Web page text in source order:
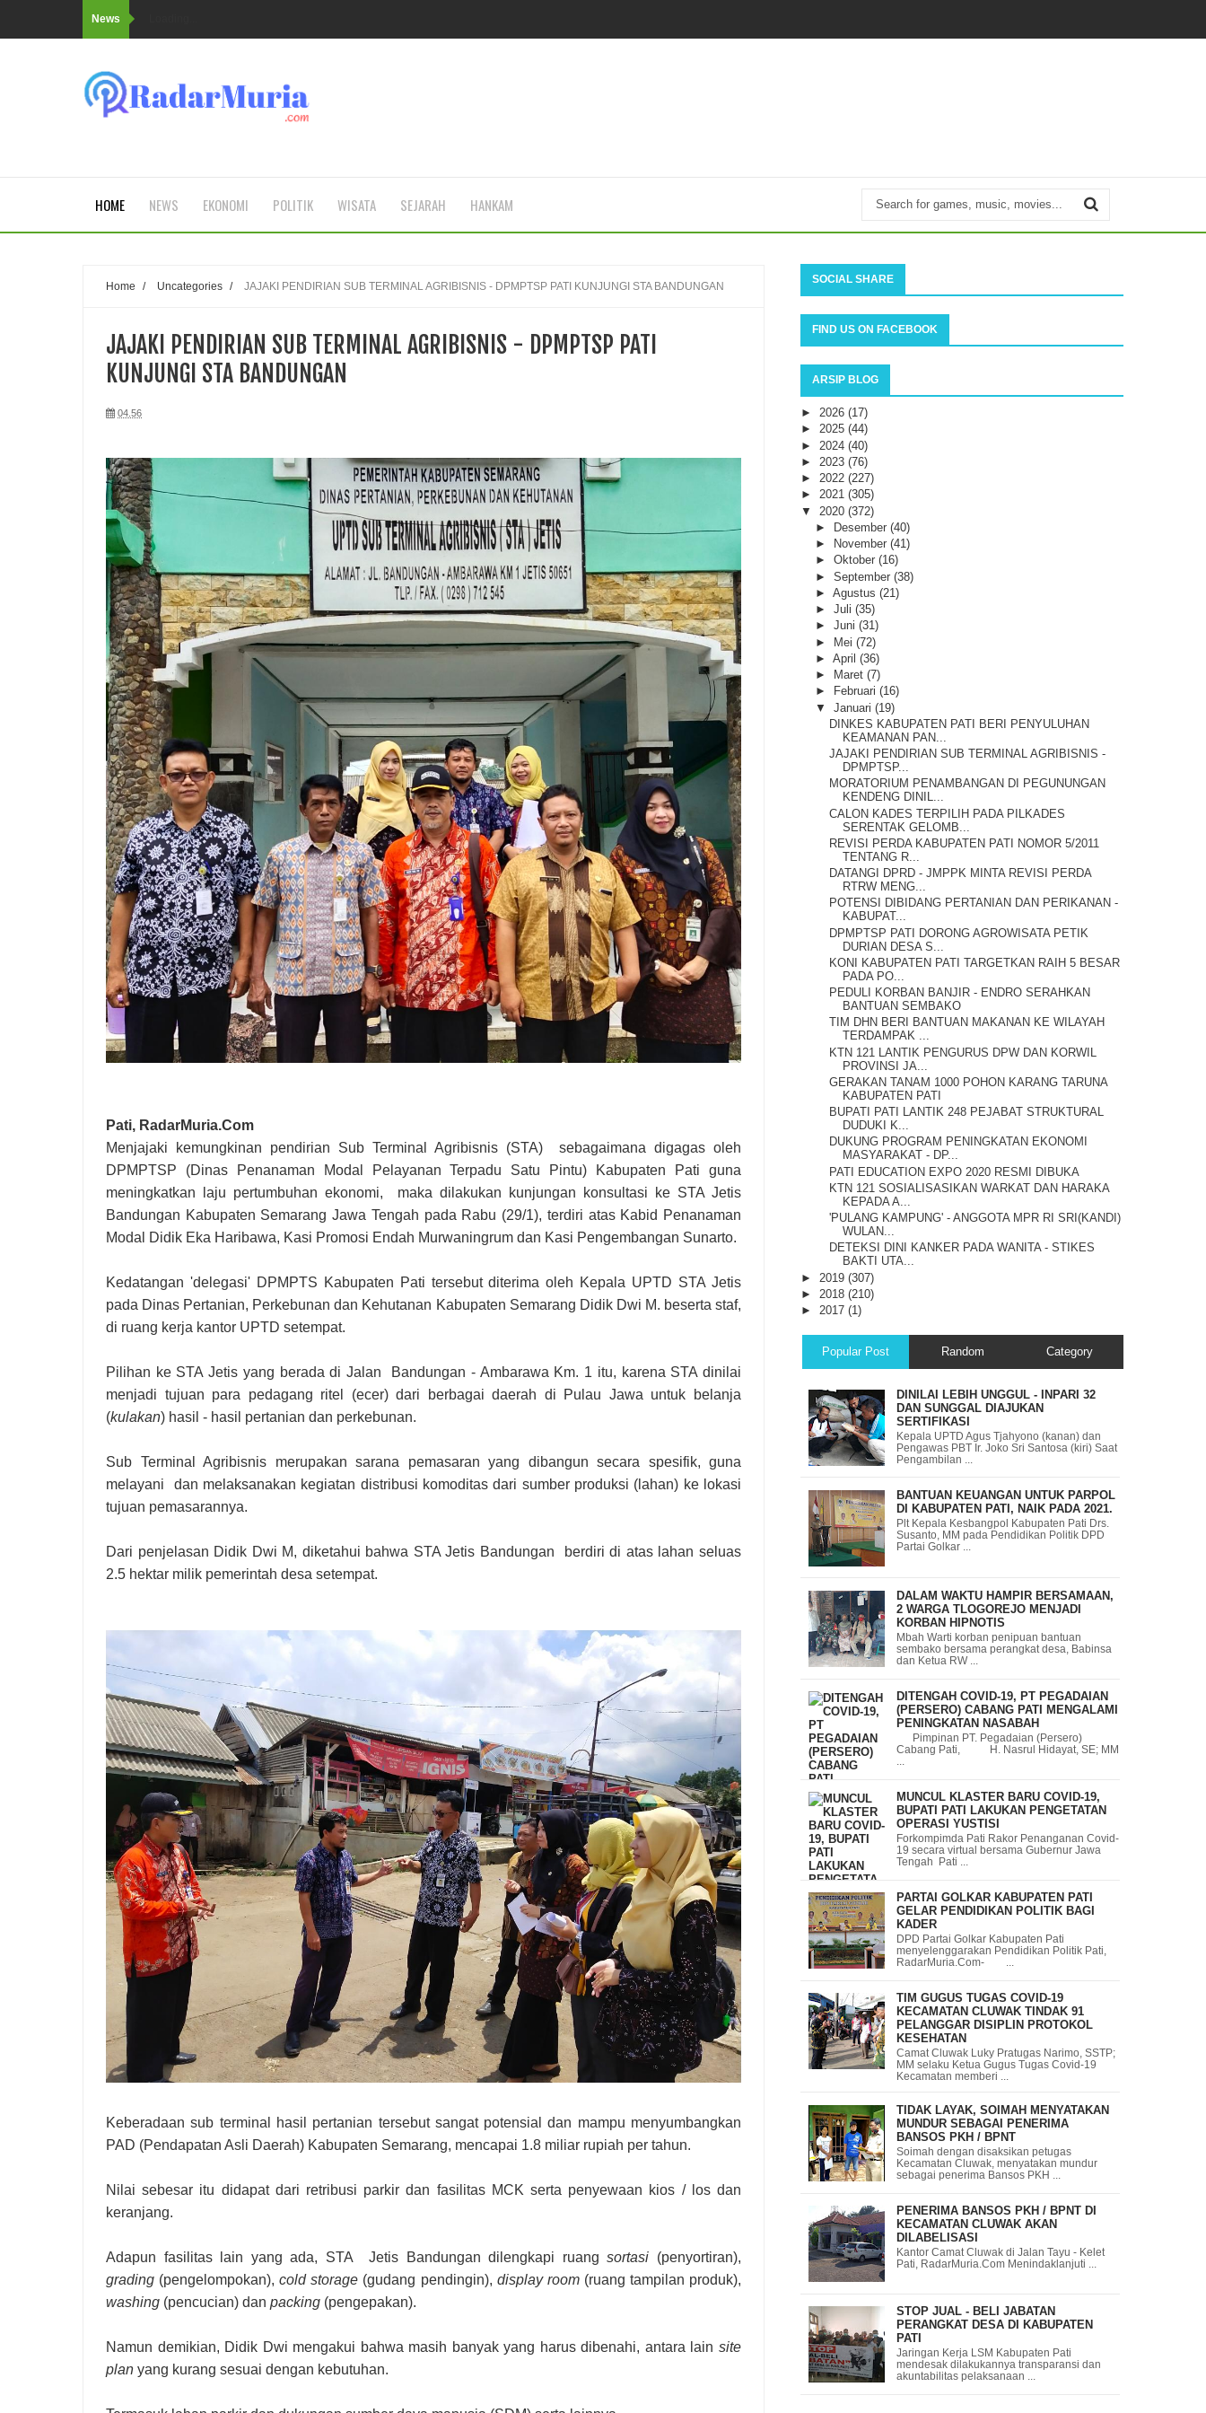
News
HOME NEWS EKONOMI POLITIK WISATA SEJARAH HANKAM
Home / Uncategories / JAJAKI PENDIRIAN SUB TERMINAL AGRIBISNIS - DPMPTSP PATI KUNJUNGI STA BANDUNGAN
JAJAKI PENDIRIAN SUB TERMINAL AGRIBISNIS - DPMPTSP PATI
KUNJUNGI STA BANDUNGAN
04.56
Pati, RadarMuria.Com
Menjajaki kemungkinan pendirian Sub Terminal Agribisnis (STA) sebagaimana digagas oleh
DPMPTSP (Dinas Penanaman Modal Pelayanan Terpadu Satu Pintu) Kabupaten Pati guna
meningkatkan laju pertumbuhan ekonomi, maka dilakukan kunjungan konsultasi ke STA Jetis
Bandungan Kabupaten Semarang Jawa Tengah pada Rabu (29/1), terdiri atas Kabid Penanaman
Modal Didik Eka Haribawa, Kasi Promosi Endah Murwaningrum dan Kasi Pengembangan Sunarto.
Kedatangan 'delegasi' DPMPTS Kabupaten Pati tersebut diterima oleh Kepala UPTD STA Jetis
pada Dinas Pertanian, Perkebunan dan Kehutanan Kabupaten Semarang Didik Dwi M. beserta staf,
di ruang kerja kantor UPTD setempat.
Pilihan ke STA Jetis yang berada di Jalan Bandungan - Ambarawa Km. 1 itu, karena STA dinilai
menjadi tujuan para pedagang ritel (ecer) dari berbagai daerah di Pulau Jawa untuk belanja
(kulakan) hasil - hasil pertanian dan perkebunan.
Sub Terminal Agribisnis merupakan sarana pemasaran yang dibangun secara spesifik, guna
melayani dan melaksanakan kegiatan distribusi komoditas dari sumber produksi (lahan) ke lokasi
tujuan pemasarannya.
Dari penjelasan Didik Dwi M, diketahui bahwa STA Jetis Bandungan berdiri di atas lahan seluas
2.5 hektar milik pemerintah desa setempat.
Keberadaan sub terminal hasil pertanian tersebut sangat potensial dan mampu menyumbangkan
PAD (Pendapatan Asli Daerah) Kabupaten Semarang, mencapai 1.8 miliar rupiah per tahun.
Nilai sebesar itu didapat dari retribusi parkir dan fasilitas MCK serta penyewaan kios / los dan
keranjang.
Adapun fasilitas lain yang ada, STA Jetis Bandungan dilengkapi ruangsortasi (penyortiran),
grading (pengelompokan),cold storage (gudang pendingin), display room(ruang tampilan produk),
washing (pencucian) dan packing (pengepakan).
Namun demikian, Didik Dwi mengakui bahwa masih banyak yang harus dibenahi, antara lain site
plan yang kurang sesuai dengan kebutuhan.
SOCIAL SHARE
FIND US ON FACEBOOK
ARSIP BLOG
► 2026 (17)
► 2025 (44)
► 2024 (40)
► 2023 (76)
► 2022 (227)
► 2021 (305)
▼ 2020 (372)
►
Desember (40)
►
November (41)
► Oktober (16)
► September (38)
► Agustus (21)
► Juli (35)
► Juni (31)
► Mei (72)
► April (36)
►
Maret (7)
►
Februari (16)
▼ Januari (19)
DINKES KABUPATEN PATI BERI PENYULUHAN
KEAMANAN PAN...
JAJAKI PENDIRIAN SUB TERMINAL AGRIBISNIS -
DPMPTSP...
MORATORIUM PENAMBANGAN DI PEGUNUNGAN
KENDENG DINIL...
CALON KADES TERPILIH PADA PILKADES
SERENTAK GELOMB...
REVISI PERDA KABUPATEN PATI NOMOR 5/2011
TENTANG R...
DATANGI DPRD - JMPPK MINTA REVISI PERDA
RTRW MENG...
POTENSI DIBIDANG PERTANIAN DAN PERIKANAN -
KABUPAT...
DPMPTSP PATI DORONG AGROWISATA PETIK
DURIAN DESA S...
KONI KABUPATEN PATI TARGETKAN RAIH 5 BESAR
PADA PO...
PEDULI KORBAN BANJIR - ENDRO SERAHKAN
BANTUAN SEMBAKO
TIM DHN BERI BANTUAN MAKANAN KE WILAYAH
TERDAMPAK ...
KTN 121 LANTIK PENGURUS DPW DAN KORWIL
PROVINSI JA...
GERAKAN TANAM 1000 POHON KARANG TARUNA
KABUPATEN PATI
BUPATI PATI LANTIK 248 PEJABAT STRUKTURAL
DUDUKI K...
DUKUNG PROGRAM PENINGKATAN EKONOMI
MASYARAKAT - DP...
PATI EDUCATION EXPO 2020 RESMI DIBUKA
KTN 121 SOSIALISASIKAN WARKAT DAN HARAKA
KEPADA A...
'PULANG KAMPUNG' - ANGGOTA MPR RI SRI(KANDI)
WULAN...
DETEKSI DINI KANKER PADA WANITA - STIKES
BAKTI UTA...
► 2019 (307)
► 2018 (210)
► 2017 (1)
Popular Post Random Category
DINILAI LEBIH UNGGUL - INPARI 32
DAN SUNGGAL DIAJUKAN
SERTIFIKASI
Kepala UPTD Agus Tjahyono (kanan) dan
Pengawas PBT Ir. Joko Sri Santosa (kiri) Saat
Pengambilan ...
BANTUAN KEUANGAN UNTUK PARPOL
DI KABUPATEN PATI, NAIK PADA 2021.
Plt Kepala Kesbangpol Kabupaten Pati Drs.
Susanto, MM pada Pendidikan Politik DPD
Partai Golkar ...
DALAM WAKTU HAMPIR BERSAMAAN,
2 WARGA TLOGOREJO MENJADI
KORBAN HIPNOTIS
Mbah Warti korban penipuan bantuan
sembako bersama perangkat desa, Babinsa
dan Ketua RW ...
DITENGAH COVID-19, PT PEGADAIAN
(PERSERO) CABANG PATI MENGALAMI
PENINGKATAN NASABAH
Pimpinan PT. Pegadaian (Persero)
Cabang Pati, H. Nasrul Hidayat, SE; MM
MUNCUL KLASTER BARU COVID-19,
BUPATI PATI LAKUKAN PENGETATAN
OPERASI YUSTISI
Forkompimda Pati Rakor Penanganan Covid-
19 secara virtual bersama Gubernur Jawa
Tengah Pati ...
PARTAI GOLKAR KABUPATEN PATI
GELAR PENDIDIKAN POLITIK BAGI
KADER
DPD Partai Golkar Kabupaten Pati
menyelenggarakan Pendidikan Politik Pati,
RadarMuria.Com- ...
TIM GUGUS TUGAS COVID-19
KECAMATAN CLUWAK TINDAK 91
PELANGGAR DISIPLIN PROTOKOL
KESEHATAN
Camat Cluwak Luky Pratugas Narimo, SSTP;
MM selaku Ketua Gugus Tugas Covid-19
Kecamatan memberi ...
TIDAK LAYAK, SOIMAH MENYATAKAN
MUNDUR SEBAGAI PENERIMA
BANSOS PKH / BPNT
Soimah dengan disaksikan petugas
Kecamatan Cluwak, menyatakan mundur
sebagai penerima Bansos PKH ...
PENERIMA BANSOS PKH / BPNT DI
KECAMATAN CLUWAK AKAN
DILABELISASI
Kantor Camat Cluwak di Jalan Tayu - Kelet
Pati, RadarMuria.Com Menindaklanjuti ...
STOP JUAL - BELI JABATAN
PERANGKAT DESA DI KABUPATEN
PATI
Jaringan Kerja LSM Kabupaten Pati
mendesak dilakukannya transparansi dan
akuntabilitas pelaksanaan ...